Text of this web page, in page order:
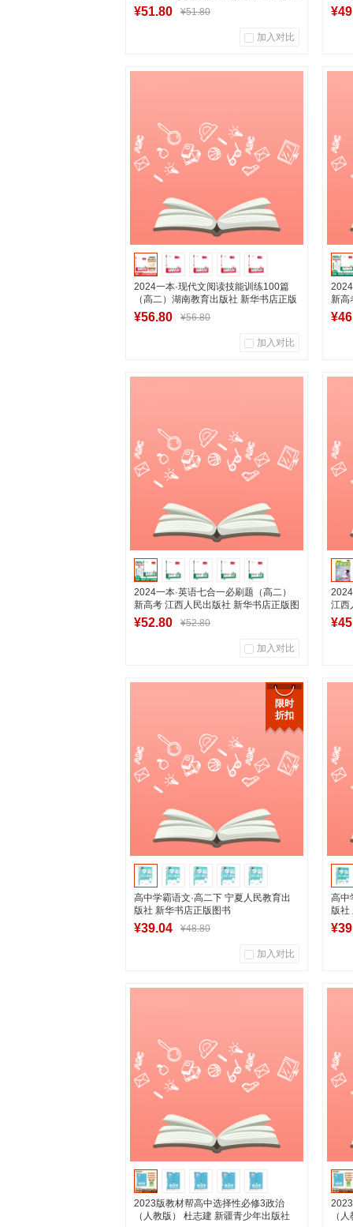
版图书
¥51.80 ¥51.80
加入对比
加入购物车
版图
2024一本·现代文阅读技能训练100篇
（高二）湖南教育出版社 新华书店正版
图书
¥56.80 ¥56.80
加入对比
加入购物车
新高
书
2024一本·英语七合一必刷题（高二）
新高考 江西人民出版社 新华书店正版图
书
¥52.80 ¥52.80
加入对比
加入购物车
江西
限时
折扣
高中学霸语文·高二下 宁夏人民教育出
版社 新华书店正版图书
¥39.04 ¥48.80
加入对比
加入购物车
高中
版社
2023版教材帮高中选择性必修3政治
（人教版） 杜志建 新疆青少年出版社
（